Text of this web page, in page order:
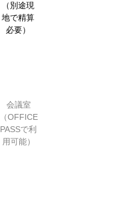
（別途現
地で精算
必要）
会議室
（OFFICE
PASSで利
用可能）